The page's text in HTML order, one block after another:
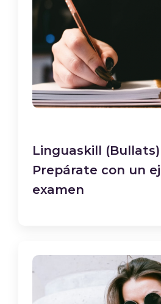
Linguaskill
Prepárate con un
examen